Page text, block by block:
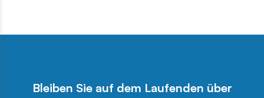
Bleiben Sie auf dem Laufenden über